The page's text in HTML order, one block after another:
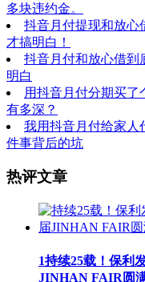
多块违约金。
抖音月付提现和放心
才搞明白！
抖音月付和放心借到
明白
用抖音月付分期买
有多深？
我用抖音月付给家人
件事背后的坑
热评文章
1持续25载！保利
JINHAN FAIR圆